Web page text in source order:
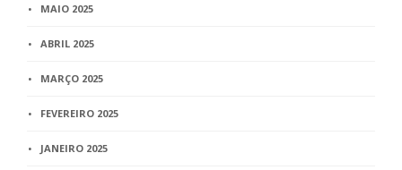
MAIO 2025
ABRIL 2025
MARÇO 2025
FEVEREIRO 2025
JANEIRO 2025